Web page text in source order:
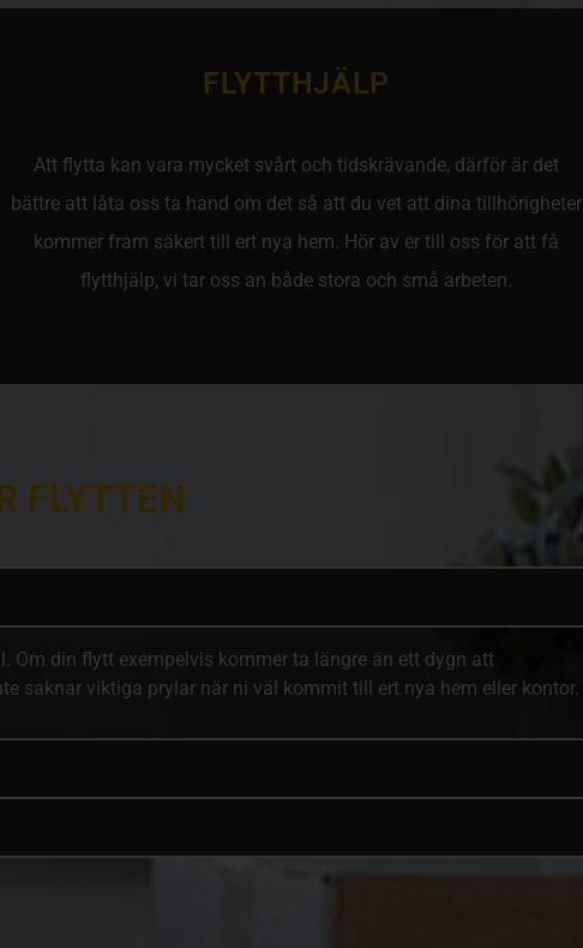
FLYTTHJÄLP
Att flytta kan vara mycket svårt och tidskrävande, därför är det
bättre att låta oss ta hand om det så att du vet att dina tillhörigheter
kommer fram säkert till ert nya hem. Hör av er till oss för att få
flytthjälp, vi tar oss an både stora och små arbeten.
FLYTTEN
din flytt exempelvis kommer ta längre än ett dygn att
saknar viktiga prylar när ni väl kommit till ert nya hem eller kontor.